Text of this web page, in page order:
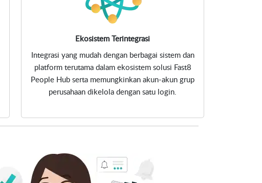
Ekosistem Terintegrasi
Integrasi yang mudah dengan berbagai sistem dan
platform terutama dalam ekosistem solusi Fast8
People Hub serta memungkinkan akun-akun grup
perusahaan dikelola dengan satu login.